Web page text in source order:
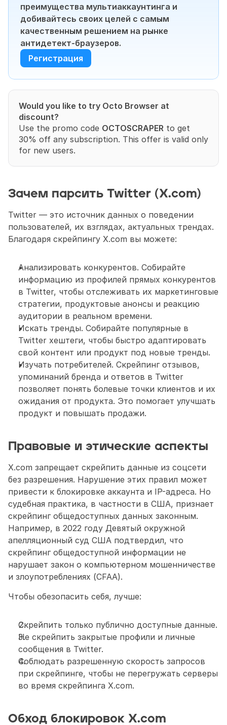
преимущества мультиаккаунтинга и
добивайтесь своих целей с самым
качественным решением на рынке
антидетект-браузеров.
Регистрация
Would you like to try Octo Browser at
discount?
Use the promo code OCTOSCRAPER to get
30% off any subscription. This offer is valid only
for new users.
Зачем парсить Twitter (X.com)
Twitter — это источник данных о поведении
пользователей, их взглядах, актуальных трендах.
Благодаря скрейпингу X.com вы можете:
Анализировать конкурентов. Собирайте
информацию из профилей прямых конкурентов
в Twitter, чтобы отслеживать их маркетинговые
стратегии, продуктовые анонсы и реакцию
аудитории в реальном времени.
Искать тренды. Собирайте популярные в
Twitter хештеги, чтобы быстро адаптировать
свой контент или продукт под новые тренды.
Изучать потребителей. Скрейпинг отзывов,
упоминаний бренда и ответов в Twitter
позволяет понять болевые точки клиентов и их
ожидания от продукта. Это помогает улучшать
продукт и повышать продажи.
Правовые и этические аспекты
X.com запрещает скрейпить данные из соцсети
без разрешения. Нарушение этих правил может
привести к блокировке аккаунта и IP-адреса. Но
судебная практика, в частности в США, признает
скрейпинг общедоступных данных законным.
Например, в 2022 году Девятый окружной
апелляционный суд США подтвердил, что
скрейпинг общедоступной информации не
нарушает закон о компьютерном мошенничестве
и злоупотреблениях (CFAA).
Чтобы обезопасить себя, лучше:
Скрейпить только публично доступные данные.
Не скрейпить закрытые профили и личные
сообщения в Twitter.
Соблюдать разрешенную скорость запросов
при скрейпинге, чтобы не перегружать серверы
во время скрейпинга X.com.
Обход блокировок X.com